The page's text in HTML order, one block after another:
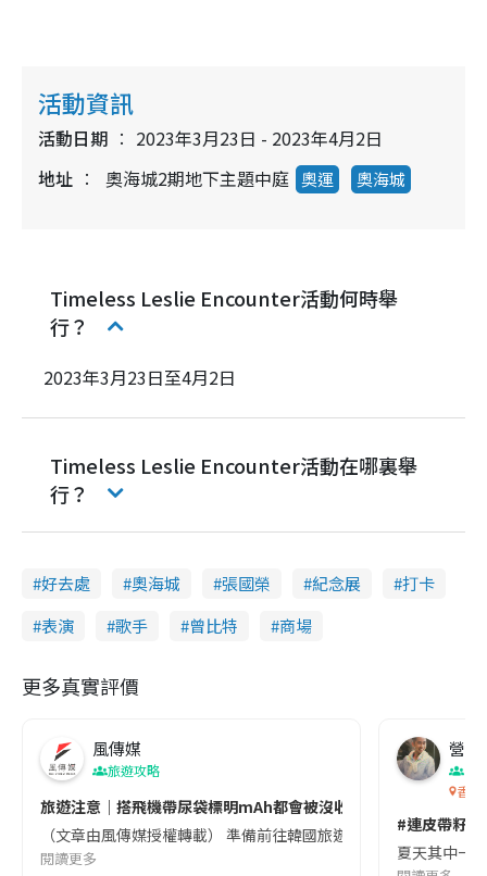
活動資訊
活動日期
2023年3月23日 - 2023年4月2日
地址
奧海城2期地下主題中庭 奧運 奧海城
Timeless Leslie Encounter活動何時舉
行？
2023年3月23日至4月2日
Timeless Leslie Encounter活動在哪裏舉
行？
好去處 奧海城 張國榮 紀念展
打卡
表演
歌手 曾比特 商場
更多真實評價
風傳媒
旅遊攻略
旅遊注意｜搭飛機帶尿袋標明mAh都會被沒收😱出發前切記檢查
（文章由風傳媒授權轉載） 準備前往韓國旅遊的民眾，近期要
閱讀更多
營養
香港
#連皮帶籽
夏天其中一